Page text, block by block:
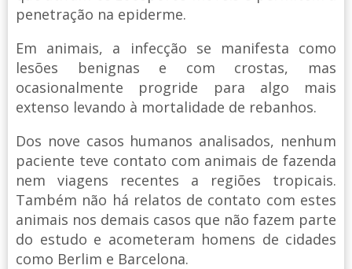
penetração na epiderme.
Em animais, a infecção se manifesta como
lesões benignas e com crostas, mas
ocasionalmente progride para algo mais
extenso levando à mortalidade de rebanhos.
Dos nove casos humanos analisados, nenhum
paciente teve contato com animais de fazenda
nem viagens recentes a regiões tropicais.
Também não há relatos de contato com estes
animais nos demais casos que não fazem parte
do estudo e acometeram homens de cidades
como Berlim e Barcelona.